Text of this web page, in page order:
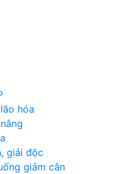
hóa
giải độc
giảm cân